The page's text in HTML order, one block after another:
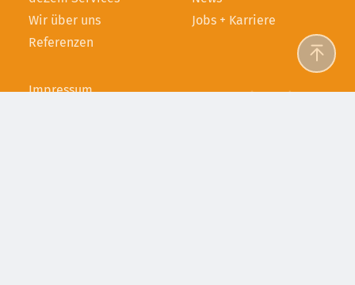
Wir über uns
Referenzen
Jobs + Karriere
Impressum